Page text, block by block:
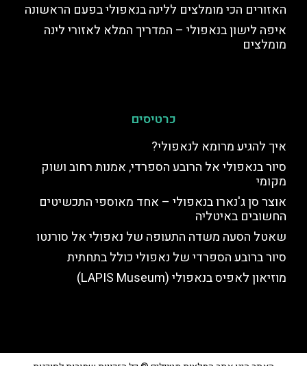
האזורים הכי מומלצים ללינה בנאפולי בפעם הראשונה
איפה לישון בנאפולי – המדריך המלא לאזורי לינה
מומלצים
כרטיסים
איך להגיע מרומא לנאפולי?
סיור בנאפולי אל הרובע הספרדי, אמנות רחוב ושוק
מקומי
אוצר סן ג'נארו בנאפולי – אחד מאוספי התכשיטים
החשובים באיטליה
שאטל הסעה משדה התעופה של נאפולי אל סורנטו
סיור ברובע הספרדי של נאפולי כולל בתחתית
מוזיאון לאפיס בנאפולי (LAPIS Museum)